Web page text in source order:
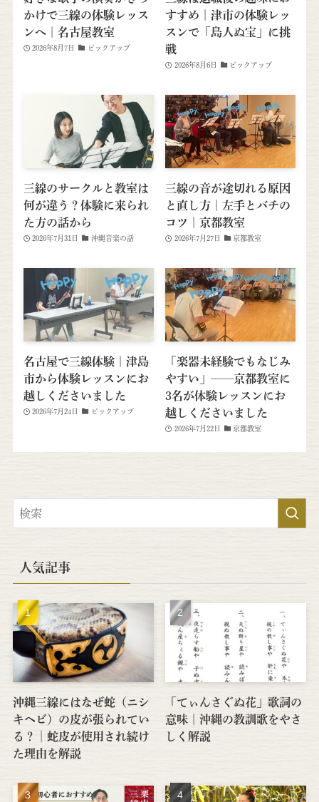
かけで三線の体験レッス
ンへ｜名古屋教室
2026年8月7日 ピックアップ
すすめ｜津市の体験レッ
スンで「島人ぬ宝」に挑
戦
2026年8月6日 ピックアップ
三線のサークルと教室は
何が違う？体験に来られ
た方の話から
2026年7月31日 沖縄音楽の話
三線の音が途切れる原因
と直し方｜左手とバチの
コツ｜京都教室
2026年7月27日 京都教室
名古屋で三線体験｜津島
市から体験レッスンにお
越しくださいました
2026年7月24日 ピックアップ
「楽器未経験でもなじみ
やすい」──京都教室に
3名が体験レッスンにお
越しくださいました
2026年7月22日 京都教室
人気記事
沖縄三線にはなぜ蛇（ニシ
キヘビ）の皮が張られてい
る？│蛇皮が使用され続け
た理由を解説
「てぃんさぐぬ花」歌詞の
意味｜沖縄の教訓歌をやさ
しく解説